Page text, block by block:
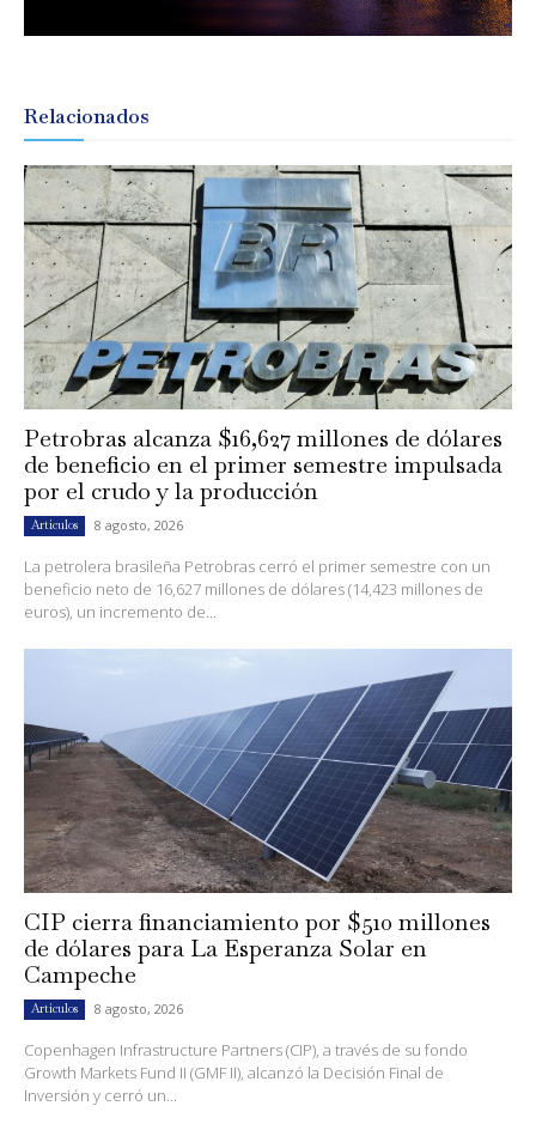
Relacionados
Petrobras alcanza $16,627 millones de dólares
de beneficio en el primer semestre impulsada
por el crudo y la producción
Artículos 8 agosto, 2026
La petrolera brasileña Petrobras cerró el primer semestre con un
beneficio neto de 16,627 millones de dólares (14,423 millones de
euros), un incremento de...
CIP cierra financiamiento por $510 millones
de dólares para La Esperanza Solar en
Campeche
Artículos 8 agosto, 2026
Copenhagen Infrastructure Partners (CIP), a través de su fondo
Growth Markets Fund II (GMF II), alcanzó la Decisión Final de
Inversión y cerró un...